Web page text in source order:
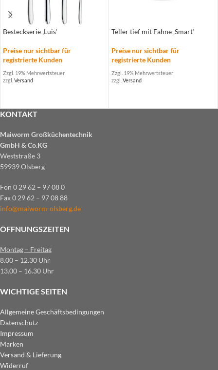
Besteckserie ‚Luis‘
Preise nur sichtbar für
registrierte Kunden
Zzgl. 19% Mehrwertsteuer
zzgl. Versand
Teller tief mit Fahne ‚Smart‘
Preise nur sichtbar für
registrierte Kunden
Zzgl. 19% Mehrwertsteuer
zzgl. Versand
KONTAKT
Maiworm Großküchentechnik
GmbH & Co.KG
Weststraße 3
59939 Olsberg
Fon 0 29 62 – 97 08 0
Fax 0 29 62 – 97 08 88
info@maiworm-olsberg.de
ÖFFNUNGSZEITEN
Montag – Freitag
8.00 – 12.30 Uhr
13.00 – 16.30 Uhr
WICHTIGE SEITEN
Allgemeine Geschäftsbedingungen
Datenschutz
Impressum
Marken
Versand & Lieferung
Widerruf